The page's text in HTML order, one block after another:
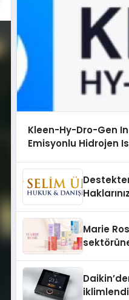
Kleen-Hy-Dro-Gen
Emisyonlu Hidrojen
Onaylarını Aldı
Marie